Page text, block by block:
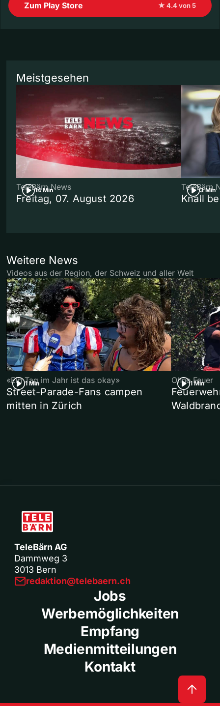
Zum Play Store ★ 4.4 von 5
Meistgesehen
14 Min
TeleBärn News
Freitag, 07. August 2026
3 Min
TeleBärn
Knall
Weitere News
Videos aus der Region, der Schweiz und aller Welt
1 Min
«Ein Tag im Jahr ist das okay»
Street-Parade-Fans campen
mitten in Zürich
1 Min
Ohne Feuer
TeleBärn AG
Dammweg 3
3013 Bern
redaktion@telebaern.ch
Jobs
Werbemöglichkeiten
Empfang
Medienmitteilungen
Kontakt